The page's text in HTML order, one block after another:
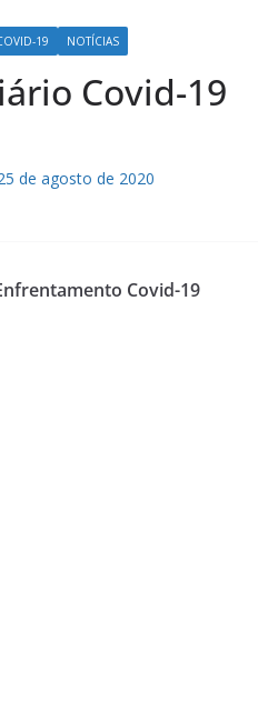
19 NOTÍCIAS
Covid-19
de agosto de 2020
Covid-19